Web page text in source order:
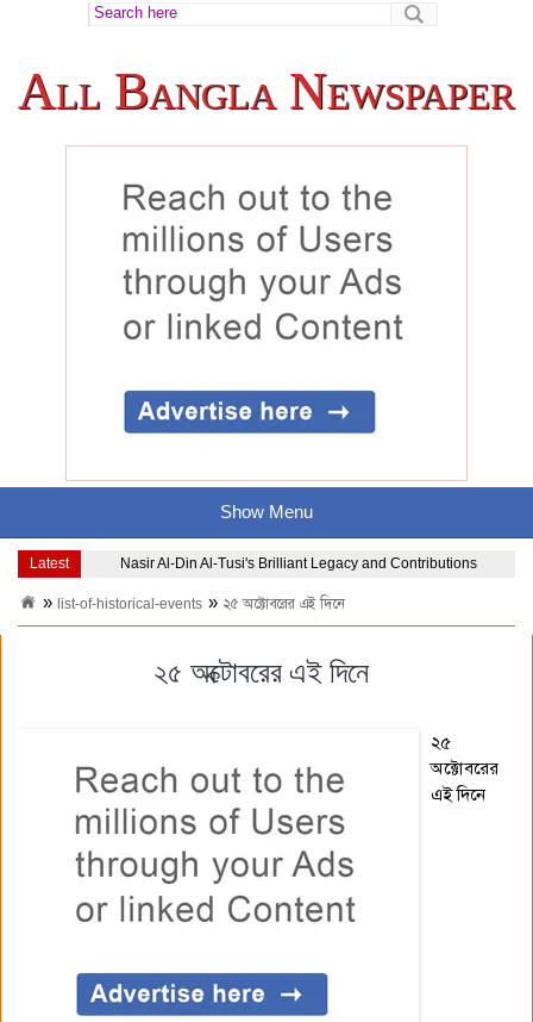
All Bangla Newspaper
Show Menu
Latest Nasir Al-Din Al-Tusi's Brilliant Legacy and Contributions
list-of-historical-events ২৫ অক্টোবরের এই দিনে
২৫ অক্টোবরের এই দিনে
২৫
অক্টোবরের
এই দিনে